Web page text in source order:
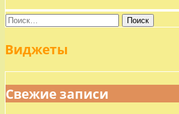
Найти:
Виджеты
Свежие записи